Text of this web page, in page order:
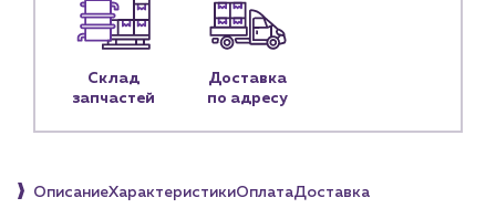
Контактные данные
Наши партнёры
Чат-бот
Пн – пт: 9:00 – 18:00
Склад
запчастей
Доставка
по адресу
ОписаниеХарактеристикиОплатаДоставка